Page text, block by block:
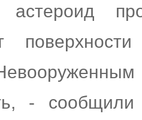
астероид
- сообщили